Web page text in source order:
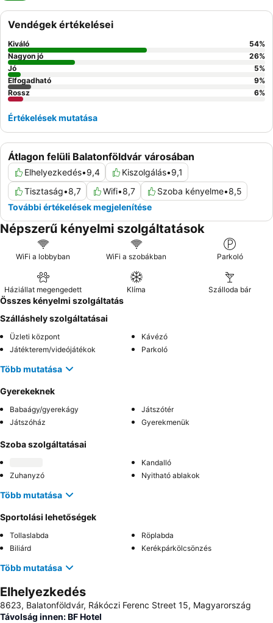
Átlagon felüli Balatonföldvár városában
Elhelyezkedés•9,4 Kiszolgálás•9,1
Tisztaság•8,7 Wifi•8,7 Szoba kényelme•8,5
További értékelések megjelenítése
Vendégek értékelései
Kiváló 54%
Nagyon jó
26%
Jó
5%
Elfogadható
9%
Rossz
6%
Értékelések mutatása
Népszerű kényelmi szolgáltatások
WiFi a lobbyban WiFi a szobákban Parkoló
Háziállat megengedett Klíma Szálloda bár
Összes kényelmi szolgáltatás
Szálláshely szolgáltatásai
Üzleti központ
Kávézó
Játékterem/videójátékok
Parkoló
Több mutatása
Gyerekeknek
Babaágy/gyerekágy
Játszótér
Játszóház
Gyerekmenük
Szoba szolgáltatásai
Kandalló
Zuhanyzó
Nyitható ablakok
Több mutatása
Sportolási lehetőségek
Tollaslabda
Röplabda
Biliárd
Kerékpárkölcsönzés
Több mutatása
Elhelyezkedés
8623, Balatonföldvár, Rákóczi Ferenc Street 15, Magyarország
Távolság innen: BF Hotel